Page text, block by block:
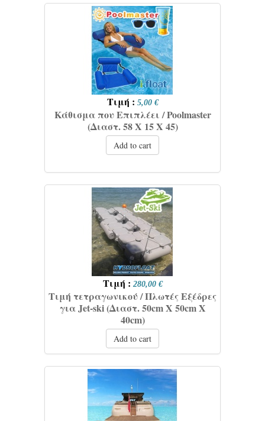
Τιμή : 5,00 €
Κάθισμα που Επιπλέει / Poolmaster
(Διαστ. 58 Χ 15 Χ 45)
Add to cart
Τιμή : 280,00 €
Τιμή τετραγωνικού / Πλωτές Εξέδρες
για Jet-ski (Διαστ. 50cm X 50cm X
40cm)
Add to cart